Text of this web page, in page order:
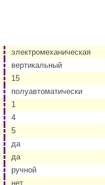
электромеханическая
вертикальный
15
полуавтоматически
1
4
5
да
да
ручной
нет